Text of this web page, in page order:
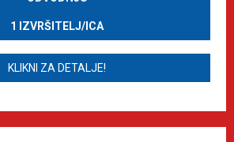
1 IZVRŠITELJ/ICA
KLIKNI ZA DETALJE!